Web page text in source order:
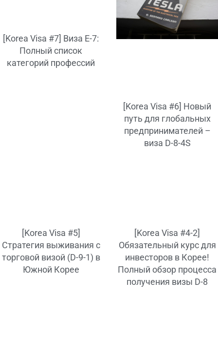
[Korea Visa #7] Виза E-7:
Полный список
категорий профессий
[Korea Visa #6] Новый
путь для глобальных
предпринимателей –
виза D-8-4S
[Korea Visa #5]
Стратегия выживания с
торговой визой (D-9-1) в
Южной Корее
[Korea Visa #4-2]
Обязательный курс для
инвесторов в Корее!
Полный обзор процесса
получения визы D-8